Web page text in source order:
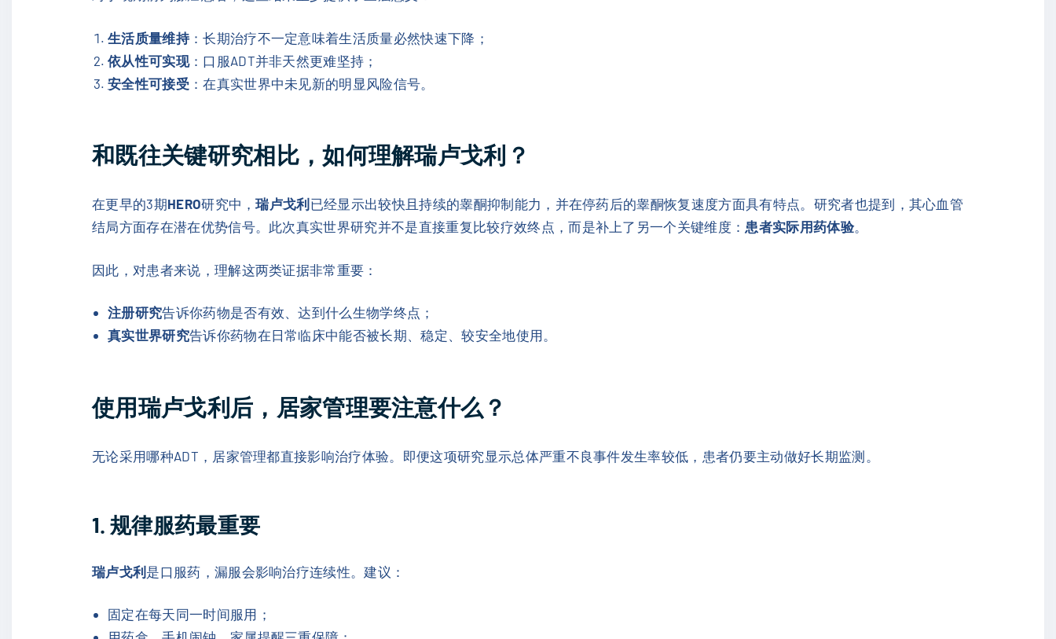
生活质量维持：长期治疗不一定意味着生活质量必然快速下降；
依从性可实现：口服ADT并非天然更难坚持；
安全性可接受：在真实世界中未见新的明显风险信号。
和既往关键研究相比，如何理解瑞卢戈利？
在更早的3期HERO研究中，瑞卢戈利 已经显示出较快且持续的睾酮抑制能力，并在停药后的睾酮恢复速度方面具有特点。研究者也提到，其心血管
结局方面存在潜在优势信号。此次真实世界研究并不是直接重复比较疗效终点，而是补上了另一个关键维度： 患者实际用药体验。
因此，对患者来说，理解这两类证据非常重要：
注册研究告诉你药物是否有效、达到什么生物学终点；
真实世界研究告诉你药物在日常临床中能否被长期、稳定、较安全地使用。
使用瑞卢戈利后，居家管理要注意什么？
无论采用哪种ADT，居家管理都直接影响治疗体验。即便这项研究显示总体严重不良事件发生率较低，患者仍要主动做好长期监测。
1. 规律服药最重要
瑞卢戈利是口服药，漏服会影响治疗连续性。建议：
固定在每天同一时间服用；